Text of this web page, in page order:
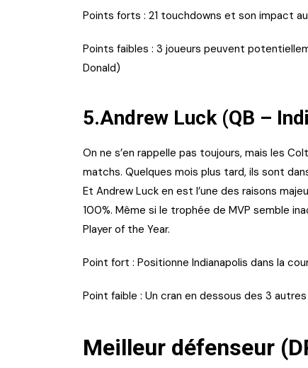
Points forts : 21 touchdowns et son impact
Points faibles : 3 joueurs peuvent
Donald)
5.Andrew Luck (QB –
On ne s’en rappelle pas toujours, mais les
matchs. Quelques mois plus tard, ils sont
Et Andrew Luck en est l’une des raisons
100%. Même si le trophée de MVP semble
Player of the Year.
Point fort : Positionne Indianapolis dans la
Point faible : Un cran en dessous des 3 autres
Meilleur défenseur